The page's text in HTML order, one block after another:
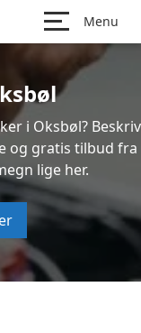
Menu
i Oksbøl? Beskriv
og gratis tilbud fra
lige her.